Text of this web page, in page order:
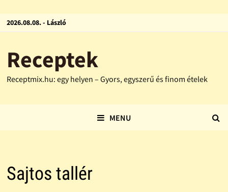
2026.08.08. - László
Receptek
Receptmix.hu: egy helyen – Gyors, egyszerű és finom ételek
MENU
Sajtos tallér